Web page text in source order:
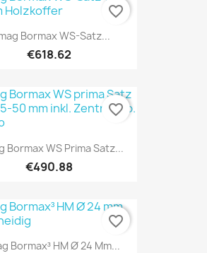
Bormax WS-Satz...
€618.62
favorite_border
Bormax WS Prima Satz...
€490.88
favorite_border
Bormax³ HM Ø 24 Mm...
favorite_border